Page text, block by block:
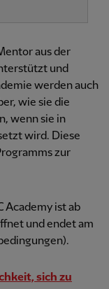
aus der
und
werden auch
wie sie die
wenn sie in
wird. Diese
zur
Academy ist ab
und endet am
sich zu